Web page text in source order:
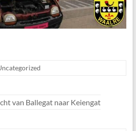
van Ballegat naar Keiengat